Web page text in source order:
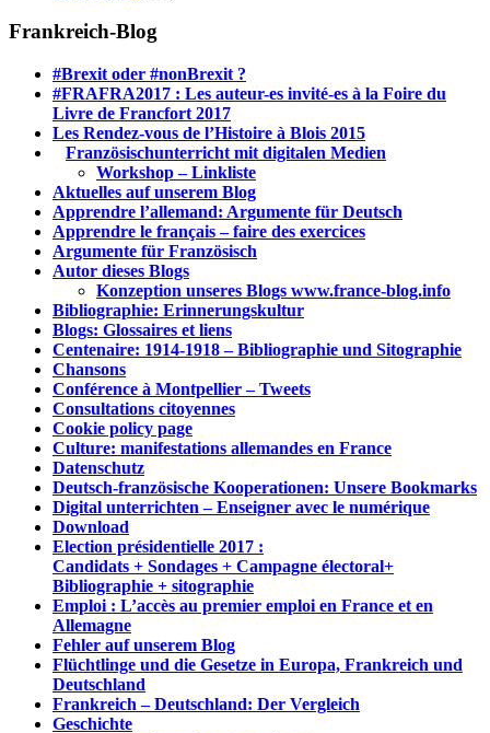
Frankreich-Blog
#Brexit oder #nonBrexit ?
#FRAFRA2017 : Les auteur-es invité-es à la Foire du
Livre de Francfort 2017
Les Rendez-vous de l’Histoire à Blois 2015
Französischunterricht mit digitalen Medien
Workshop – Linkliste
Aktuelles auf unserem Blog
Apprendre l’allemand: Argumente für Deutsch
Apprendre le français – faire des exercices
Argumente für Französisch
Autor dieses Blogs
Konzeption unseres Blogs www.france-blog.info
Bibliographie: Erinnerungskultur
Blogs: Glossaires et liens
Centenaire: 1914-1918 – Bibliographie und Sitographie
Chansons
Conférence à Montpellier – Tweets
Consultations citoyennes
Cookie policy page
Culture: manifestations allemandes en France
Datenschutz
Deutsch-französische Kooperationen: Unsere Bookmarks
Digital unterrichten – Enseigner avec le numérique
Download
Election présidentielle 2017 :
Candidats + Sondages + Campagne électoral+
Bibliographie + sitographie
Emploi : L’accès au premier emploi en France et en
Allemagne
Fehler auf unserem Blog
Flüchtlinge und die Gesetze in Europa, Frankreich und
Deutschland
Frankreich – Deutschland: Der Vergleich
Geschichte